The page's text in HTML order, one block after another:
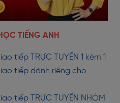
TIẾNG ANH
tiếp TRỰC TUYẾN 1 kèm 1
tiếp dành riêng cho
tiếp TRỰC TUYẾN NHÓM